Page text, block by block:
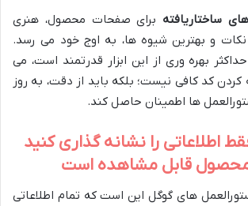
ساختاریافته برای صفحات محصول، هنری
و بهترین شیوه ها، به اوج خود می رسد.
بهره وری از این ابزار قدرتمند است، می
کردن کد کافی نیست؛ بلکه باید از دقت، به روز
ها اطمینان حاصل کند.
اطلاعاتی را نشانه گذاری کنید
قابل مشاهده است
های گوگل این است که تمام اطلاعاتی